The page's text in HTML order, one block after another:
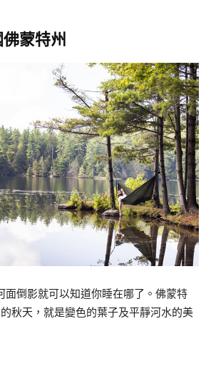
蒙特州
倒影就可以知道你睡在哪了。佛蒙特
秋天，就是變色的葉子及平靜河水的美